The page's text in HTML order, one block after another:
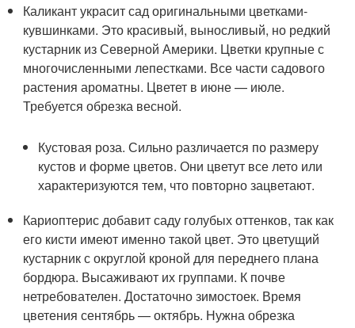
Каликант украсит сад оригинальными цветками-
кувшинками. Это красивый, выносливый, но редкий
кустарник из Северной Америки. Цветки крупные с
многочисленными лепестками. Все части садового
растения ароматны. Цветет в июне — июле.
Требуется обрезка весной.
Кустовая роза. Сильно различается по размеру
кустов и форме цветов. Они цветут все лето или
характеризуются тем, что повторно зацветают.
Кариоптерис добавит саду голубых оттенков, так как
его кисти имеют именно такой цвет. Это цветущий
кустарник с округлой кроной для переднего плана
бордюра. Высаживают их группами. К почве
нетребователен. Достаточно зимостоек. Время
цветения сентябрь — октябрь. Нужна обрезка